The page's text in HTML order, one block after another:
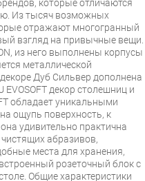
которые отличаются
Из тысяч возможных
отражают многогранный
взгляд на привычные вещи.
из него выполнены корпусы
металлической
Дуб Сильвер дополнена
декор столешниц и
обладает уникальными
ощупь поверхность, к
удивительно практична
абразивов,
места для хранения,
розеточный блок с
Общие характеристики